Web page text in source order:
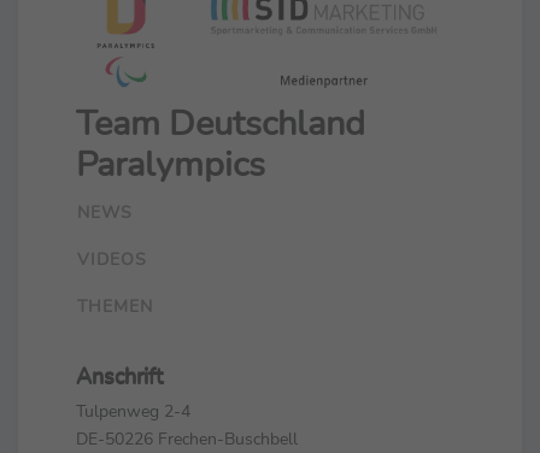
Team Deutschland
Paralympics
NEWS
VIDEOS
THEMEN
Anschrift
Tulpenweg 2-4
DE-50226 Frechen-Buschbell